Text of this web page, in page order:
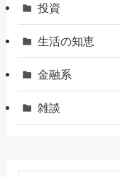
投資
生活の知恵
金融系
雑談